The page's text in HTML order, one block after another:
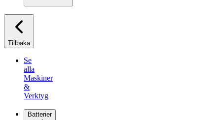
Tillbaka
Se
alla
Maskiner
&
Verktyg
Batterier